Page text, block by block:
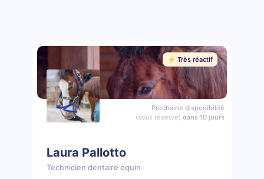
⚡️ Très réactif
Prochaine disponibilité
(sous réserve) dans 10 jours
Laura Pallotto
Technicien dentaire équin